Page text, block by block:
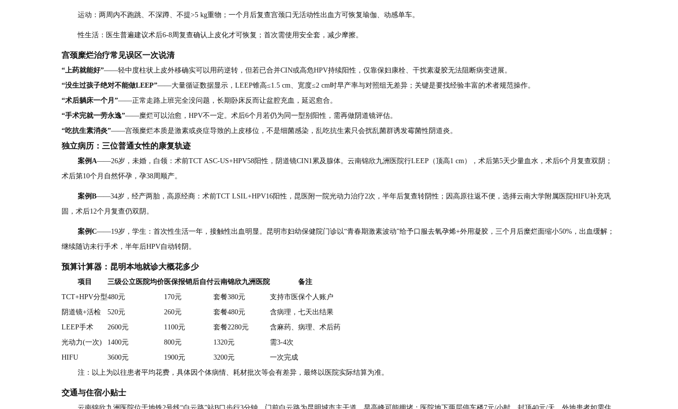
运动：两周内不跑跳、不深蹲、不提>5 kg重物；一个月后复查宫颈口无活动性出血方可恢复瑜伽、动感单车。
性生活：医生普遍建议术后6-8周复查确认上皮化才可恢复；首次需使用安全套，减少摩擦。
宫颈糜烂治疗常见误区一次说清
“上药就能好”——轻中度柱状上皮外移确实可以用药逆转，但若已合并CIN或高危HPV持续阳性，仅靠保妇康栓、干扰素凝胶无法阻断病变进展。
“没生过孩子绝对不能做LEEP”——大量循证数据显示，LEEP锥高≤1.5 cm、宽度≤2 cm时早产率与对照组无差异；关键是要找经验丰富的术者规范操作。
“术后躺床一个月”——正常走路上班完全没问题，长期卧床反而让盆腔充血，延迟愈合。
“手术完就一劳永逸”——糜烂可以治愈，HPV不一定。术后6个月若仍为同一型别阳性，需再做阴道镜评估。
“吃抗生素消炎”——宫颈糜烂本质是激素或炎症导致的上皮移位，不是细菌感染，乱吃抗生素只会扰乱菌群诱发霉菌性阴道炎。
独立病历：三位普通女性的康复轨迹
案例A——26岁，未婚，白领：术前TCT ASC-US+HPV58阳性，阴道镜CIN1累及腺体。云南锦欣九洲医院行LEEP（顶高1 cm），术后第5天少量血水，术后6个月复查双阴；
术后第10个月自然怀孕，孕38周顺产。
案例B——34岁，经产两胎，高原经商：术前TCT LSIL+HPV16阳性，昆医附一院光动力治疗2次，半年后复查转阴性；因高原往返不便，选择云南大学附属医院HIFU补充巩
固，术后12个月复查仍双阴。
案例C——19岁，学生：首次性生活一年，接触性出血明显。昆明市妇幼保健院门诊以“青春期激素波动”给予口服去氧孕烯+外用凝胶，三个月后糜烂面缩小50%，出血缓解；
继续随访未行手术，半年后HPV自动转阴。
预算计算器：昆明本地就诊大概花多少
项目 三级公立医院均价医保报销后自付云南锦欣九洲医院
备注
TCT+HPV分型480元 170元 套餐380元
支持市医保个人账户
阴道镜+活检
520元 260元 套餐480元
含病理，七天出结果
LEEP手术
2600元 1100元 套餐2280元
含麻药、病理、术后药
光动力(一次)
1400元 800元 1320元
需3-4次
HIFU
3600元 1900元 3200元
一次完成
注：以上为以往患者平均花费，具体因个体病情、耗材批次等会有差异，最终以医院实际结算为准。
交通与住宿小贴士